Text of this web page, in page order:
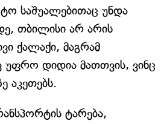
საშუალებითაც უნდა
თბილისი არ არის
ქალაქი, მაგრამ
უფრო დიდია მათთვის, ვინც
აკეთებს.
ტარება,